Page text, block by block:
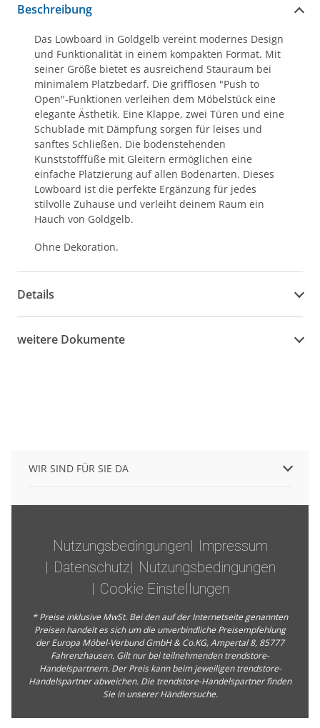
Beschreibung
Das Lowboard in Goldgelb vereint modernes Design
und Funktionalität in einem kompakten Format. Mit
seiner Größe bietet es ausreichend Stauraum bei
minimalem Platzbedarf. Die grifflosen "Push to
Open"-Funktionen verleihen dem Möbelstück eine
elegante Ästhetik. Eine Klappe, zwei Türen und eine
Schublade mit Dämpfung sorgen für leises und
sanftes Schließen. Die bodenstehenden
Kunststofffüße mit Gleitern ermöglichen eine
einfache Platzierung auf allen Bodenarten. Dieses
Lowboard ist die perfekte Ergänzung für jedes
stilvolle Zuhause und verleiht deinem Raum ein
Hauch von Goldgelb.
Ohne Dekoration.
Details
weitere Dokumente
WIR SIND FÜR SIE DA
Nutzungsbedingungen
Impressum
Datenschutz
Nutzungsbedingungen
Cookie Einstellungen
* Preise inklusive MwSt. Bei den auf der Internetseite genannten
Preisen handelt es sich um die unverbindliche Preisempfehlung
der Europa Möbel-Verbund GmbH & Co.KG, Ampertal 8, 85777
Fahrenzhausen. Gilt nur bei teilnehmenden trendstore-
Handelspartnern. Der Preis kann beim jeweiligen trendstore-
Handelspartner abweichen. Die trendstore-Handelspartner finden
Sie in unsererHändlersuche.